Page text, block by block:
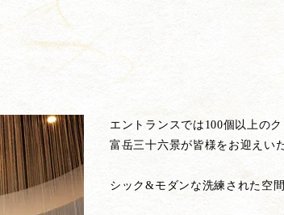
エントランスでは100個以上の
富岳三十六景が皆様をお迎えい
シック&モダンな洗練された空